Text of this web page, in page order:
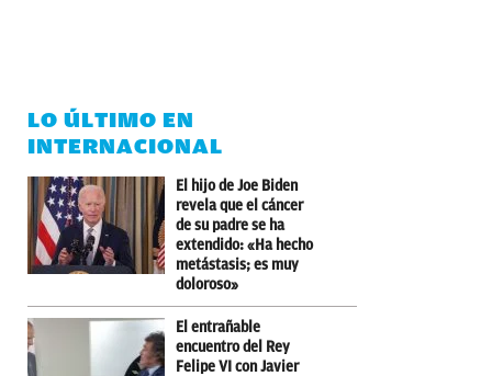
LO ÚLTIMO EN
INTERNACIONAL
El hijo de Joe Biden
revela que el cáncer
de su padre se ha
extendido: «Ha hecho
metástasis; es muy
doloroso»
El entrañable
encuentro del Rey
Felipe VI con Javier